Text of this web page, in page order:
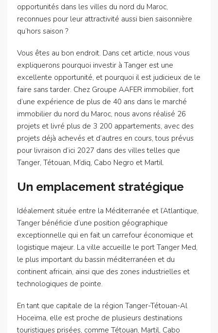
opportunités dans les villes du nord du Maroc,
reconnues pour leur attractivité aussi bien saisonnière
qu’hors saison ?
Vous êtes au bon endroit. Dans cet article, nous vous
expliquerons pourquoi investir à Tanger est une
excellente opportunité, et pourquoi il est judicieux de le
faire sans tarder. Chez Groupe AAFER immobilier, fort
d’une expérience de plus de 40 ans dans le marché
immobilier du nord du Maroc, nous avons réalisé 26
projets et livré plus de 3 200 appartements, avec des
projets déjà achevés et d’autres en cours, tous prévus
pour livraison d’ici 2027 dans des villes telles que
Tanger, Tétouan, M’diq, Cabo Negro et Martil.
Un emplacement stratégique
Idéalement située entre la Méditerranée et l’Atlantique,
Tanger bénéficie d’une position géographique
exceptionnelle qui en fait un carrefour économique et
logistique majeur. La ville accueille le port Tanger Med,
le plus important du bassin méditerranéen et du
continent africain, ainsi que des zones industrielles et
technologiques de pointe.
En tant que capitale de la région Tanger-Tétouan-Al
Hoceïma, elle est proche de plusieurs destinations
touristiques prisées, comme Tétouan, Martil, Cabo